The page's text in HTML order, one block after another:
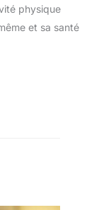
physique
et sa santé